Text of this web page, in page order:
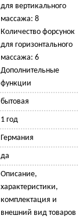
для вертикального
массажа: 8
Количество форсунок
для горизонтального
массажа: 6
Дополнительные
функции
бытовая
1 год
Германия
да
Описание,
характеристики,
комплектация и
внешний вид товаров